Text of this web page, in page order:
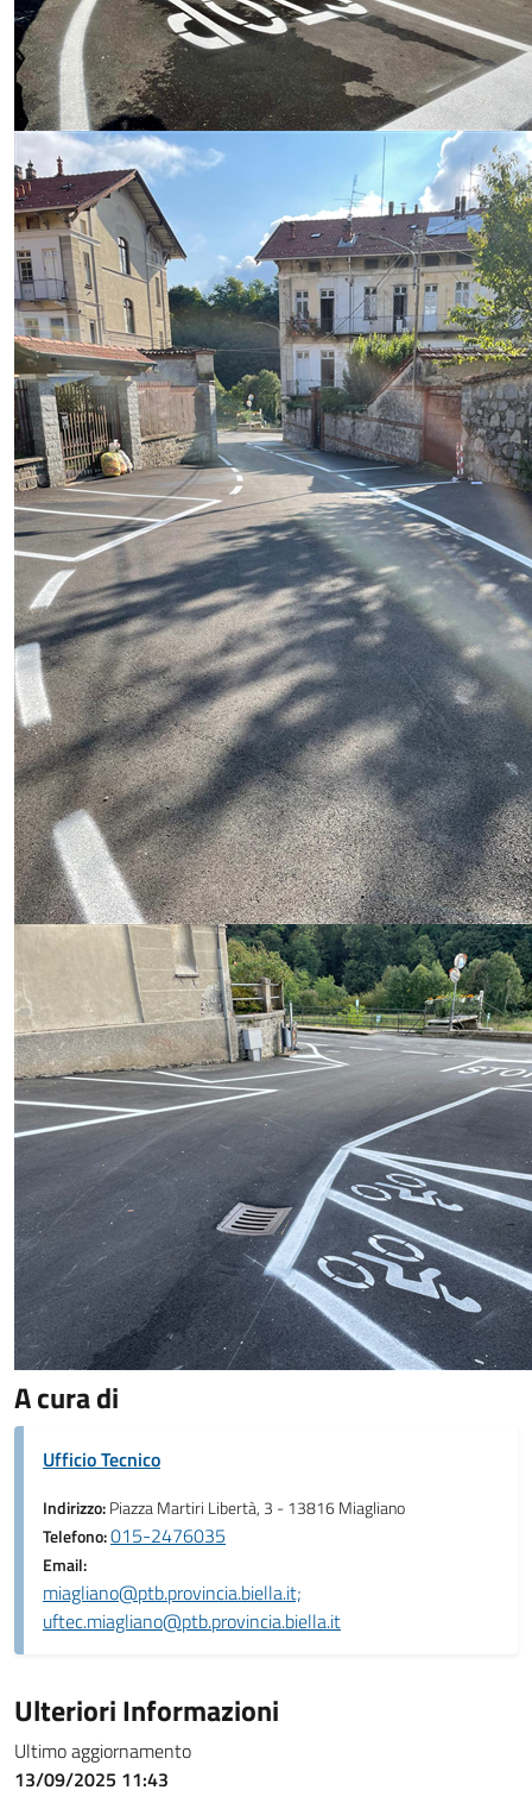
A cura di
Ufficio Tecnico
Indirizzo:Piazza Martiri Libertà, 3 - 13816 Miagliano
Telefono:015-2476035
Email:
miagliano@ptb.provincia.biella.it;
uftec.miagliano@ptb.provincia.biella.it
Ulteriori Informazioni
Ultimo aggiornamento
13/09/2025 11:43